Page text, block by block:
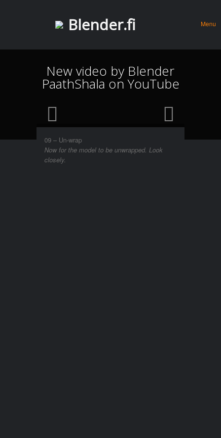
Blender.fi Menu
New video by Blender
PaathShala on YouTube
09 – Un-wrap
Now for the model to be unwrapped. Look
closely.